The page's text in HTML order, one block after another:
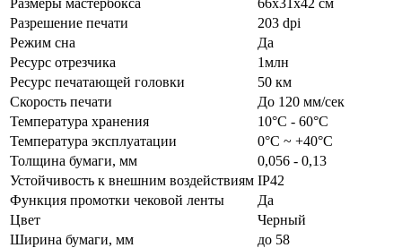
Разрешение печати
203 dpi
Режим сна
Да
Ресурс отрезчика
1млн
Ресурс печатающей головки
50 км
Скорость печати
До 120 мм/сек
Температура хранения
10°C - 60°C
Температура эксплуатации
0°С ~ +40°С
Толщина бумаги, мм
0,056 - 0,13
Устойчивость к внешним воздействиям IP42
Функция промотки чековой ленты
Да
Цвет
Черный
Ширина бумаги, мм
до 58